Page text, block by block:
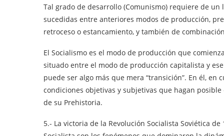
Tal grado de desarrollo (Comunismo) requiere de
sucedidas entre anteriores modos de producción,
retroceso o estancamiento, y también de
El Socialismo es el modo de producción que
situado entre el modo de producción capitalista y
puede ser algo más que mera “transición”. En él,
condiciones objetivas y subjetivas que hagan
de su Prehistoria.
5.- La victoria de la Revolución Socialista Soviética